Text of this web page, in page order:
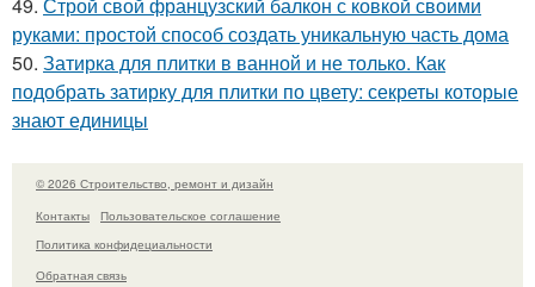
руками: простой способ создать уникальную часть дома
50. Затирка для плитки в ванной и не только. Как
подобрать затирку для плитки по цвету: секреты которые
знают единицы
© 2026 Строительство, ремонт и дизайн
Контакты
Пользовательское соглашение
Политика конфидециальности
Обратная связь